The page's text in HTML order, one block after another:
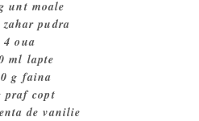
unt moale
zahar pudra
4 oua
ml lapte
g faina
praf copt
de vanilie